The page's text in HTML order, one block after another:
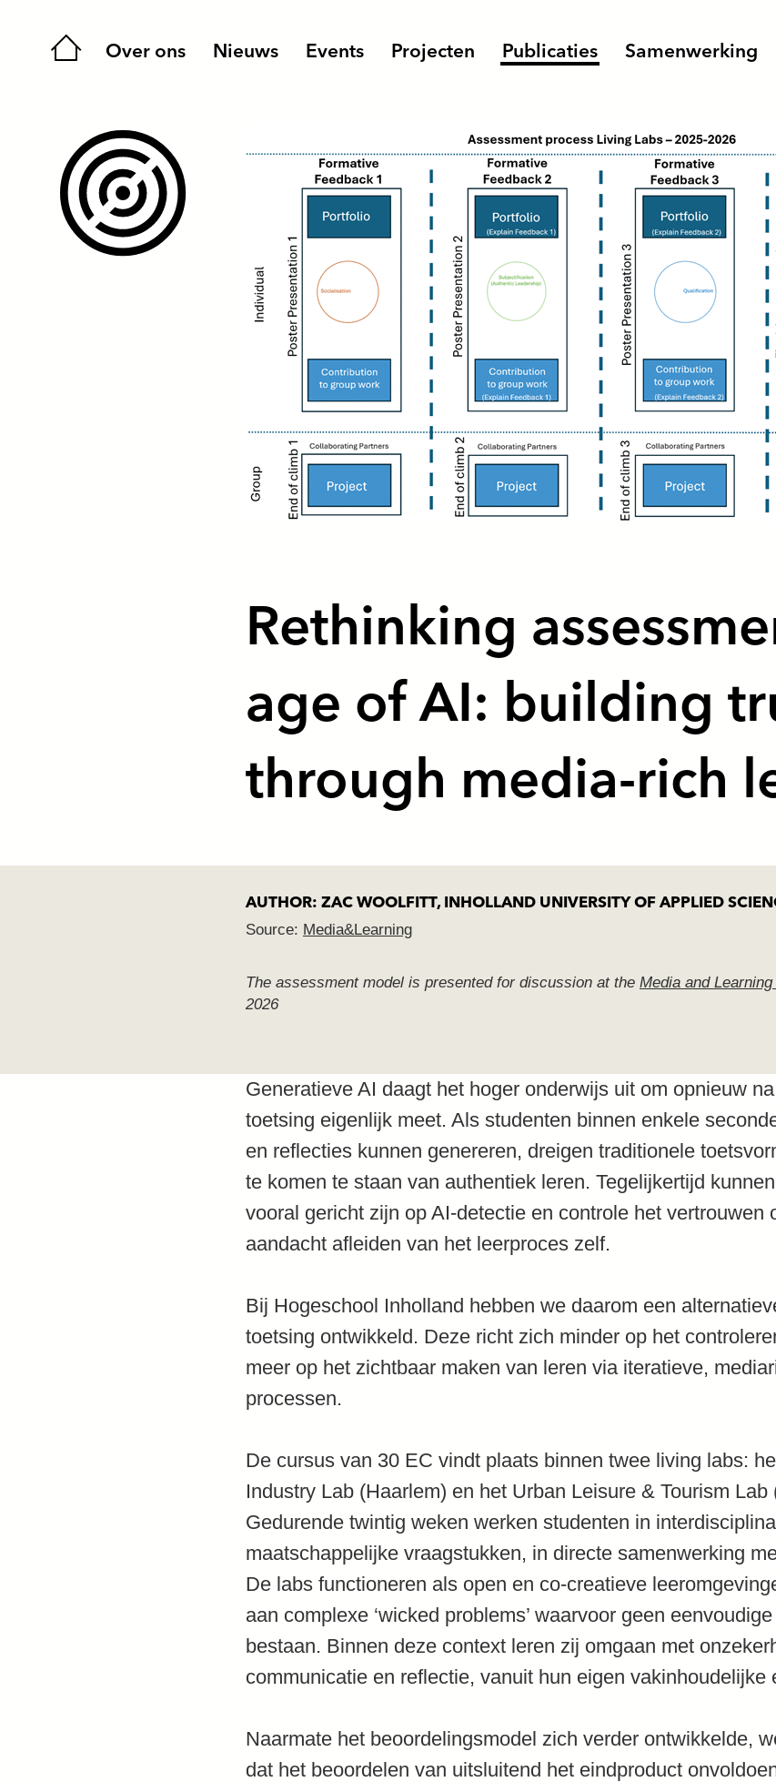
Home Over ons Nieuws Events Projecten Publicaties Samenwerking
Rethinking
age of AI: building
through media-rich
AUTHOR: ZAC WOOLFITT, INHOLLAND UNIVERSITY OF APPLIED
Source: Media&Learning
The assessment model is presented for discussion at the Media and
2026
Generatieve AI daagt het hoger onderwijs uit om opnieuw
toetsing eigenlijk meet. Als studenten binnen enkele
en reflecties kunnen genereren, dreigen traditionele
te komen te staan van authentiek leren. Tegelijkertijd
vooral gericht zijn op AI-detectie en controle het vertrouwen
aandacht afleiden van het leerproces zelf.
Bij Hogeschool Inholland hebben we daarom een
toetsing ontwikkeld. Deze richt zich minder op het
meer op het zichtbaar maken van leren via iteratieve,
processen.
De cursus van 30 EC vindt plaats binnen twee living labs:
Industry Lab (Haarlem) en het Urban Leisure & Tourism Lab
Gedurende twintig weken werken studenten in
maatschappelijke vraagstukken, in directe samenwerking
De labs functioneren als open en co-creatieve
aan complexe ‘wicked problems’ waarvoor geen
bestaan. Binnen deze context leren zij omgaan met
communicatie en reflectie, vanuit hun eigen vakinhoudelijke
Naarmate het beoordelingsmodel zich verder ontwikkelde,
dat het beoordelen van uitsluitend het eindproduct